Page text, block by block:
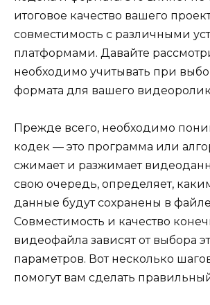
итоговое качество вашего
совместимость с различными
платформами. Давайте
необходимо учитывать при
формата для вашего
Прежде всего, необходимо
кодек — это программа или
сжимает и разжимает
свою очередь, определяет,
данные будут сохранены в
Совместимость и качество
видеофайла зависят от выбора
параметров. Вот несколько
помогут вам сделать